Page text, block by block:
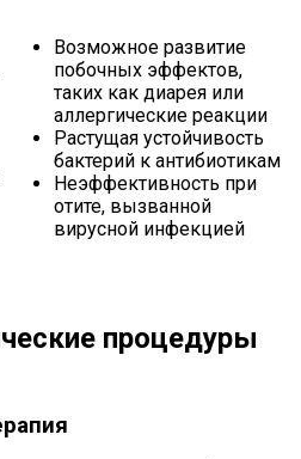
Возможное развитие
побочных эффектов,
таких как диарея или
аллергические реакции
Растущая устойчивость
бактерий к антибиотикам
Неэффективность при
отите, вызванной
вирусной инфекцией
процедуры